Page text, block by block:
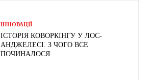
ІННОВАЦІЇ
ІСТОРІЯ КОВОРКІНГУ У ЛОС-
АНДЖЕЛЕСІ. З ЧОГО ВСЕ
ПОЧИНАЛОСЯ